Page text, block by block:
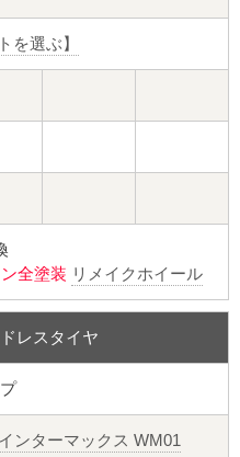
を選ぶ】
全塗装 リメイクホイール
レスタイヤ
ンターマックス WM01